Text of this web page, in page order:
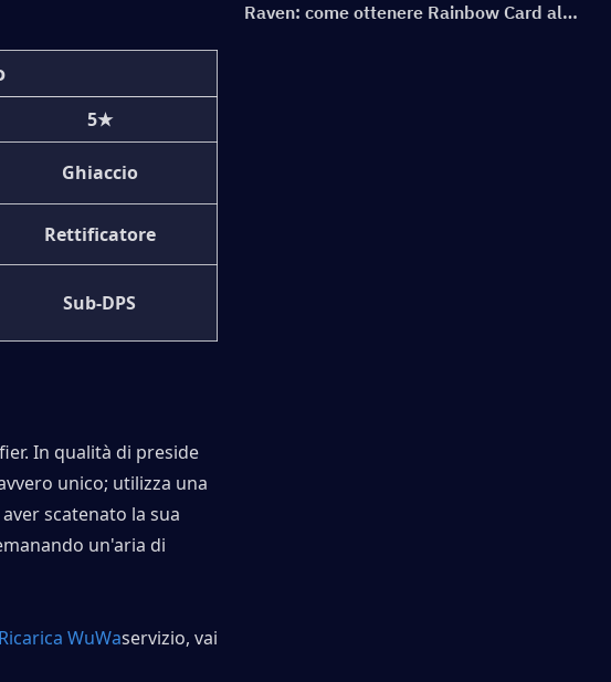
5★
Ghiaccio
Rettificatore
Sub-DPS
In qualità di preside
unico; utilizza una
scatenato la sua
un'aria di
Ricarica WuWaservizio, vai
Raven: come ottenere Rainbow Card al